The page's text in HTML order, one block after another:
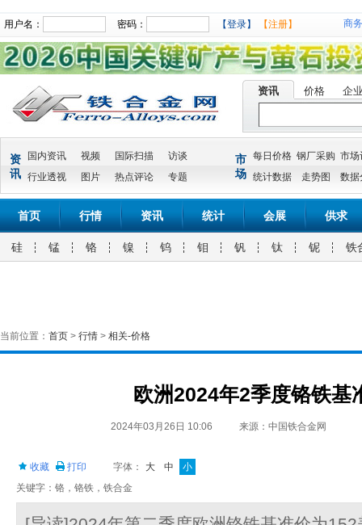
用户名： 密码： 【登录】 【注册】 商
资讯 价格 企
资
讯
国内资讯 视频 国际扫描
访谈
行业透视
图片 热点评论 专题
市
场
每日价格 钢厂采购 市场
统计数据
走势图 数据
首页 行情 资讯 统计 会展 供求
硅 锰 铬 镍 钨 钼 钒 钛 铌 铁
当前位置： 首页 > 行情 > 相关-价格
欧洲2024年2季度铬铁基
2024年03月26日 10:06 来源：中国铁合金网
收藏 打印 字体： 大 中
小
关键字：铬，铬铁，铁合金